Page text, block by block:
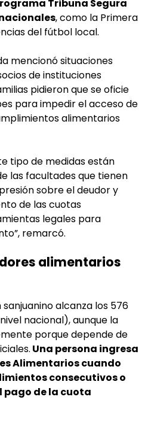
Tribuna Segura
, como la Primera
del fútbol local.
mencionó situaciones
de instituciones
pidieron que se oficie
para impedir el acceso de
alimentarios
tipo de medidas están
las facultades que tienen
sobre el deudor y
de las cuotas
legales para
remarcó.
alimentarios
alcanza los 576
nacional), aunque la
porque depende de
Una persona ingresa
Alimentarios cuando
consecutivos o
pago de la cuota